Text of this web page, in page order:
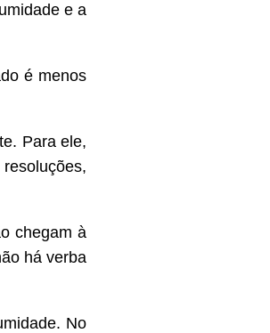
e a
é menos
Para ele,
chegam à
há verba
No